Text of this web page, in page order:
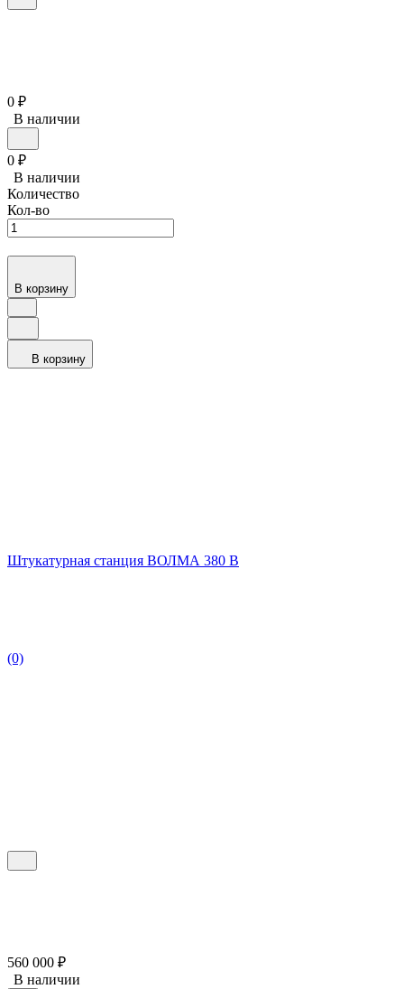
0 ₽
В наличии
0 ₽
В наличии
Количество
Кол-во
В корзину
В корзину
Штукатурная станция ВОЛМА 380 В
(0)
560 000 ₽
В наличии